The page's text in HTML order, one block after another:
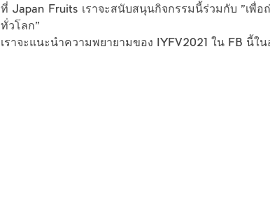
ที่ Japan Fruits เราจะสนับสนุนกิจกรรมนี้ร่วมกับ "เพื่
ทั่วโลก"
เราจะแนะนำความพยายามของ IYFV2021 ใน FB นี้ใ